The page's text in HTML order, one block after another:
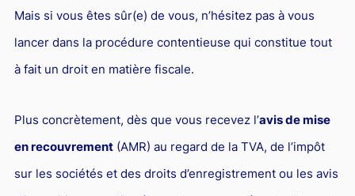
Mais si vous êtes sûr(e) de vous, n’hésitez pas à vous
lancer dans la procédure contentieuse qui constitue tout
à fait un droit en matière fiscale.
Plus concrètement, dès que vous recevez l’avis de mise
en recouvrement(AMR) au regard de la TVA, de l’impôt
sur les sociétés et des droits d’enregistrement ou les avis